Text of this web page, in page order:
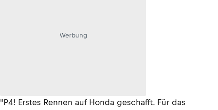
Werbung
"P4! Erstes Rennen auf Honda geschafft. Für das